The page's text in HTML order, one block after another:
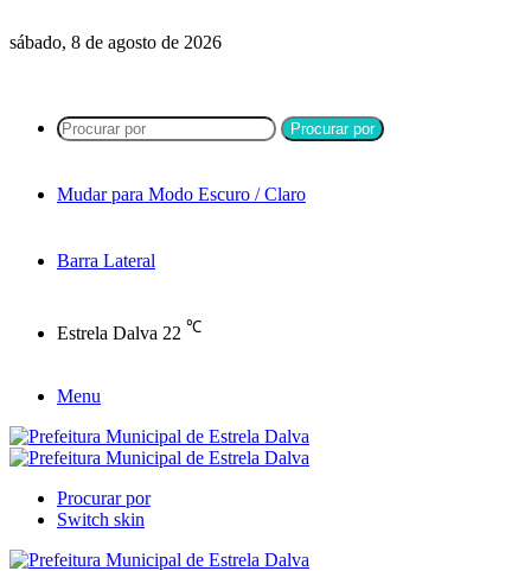
sábado, 8 de agosto de 2026
Procurar por
Mudar para Modo Escuro / Claro
Barra Lateral
Estrela Dalva 22 ℃
Menu
Procurar por
Switch skin